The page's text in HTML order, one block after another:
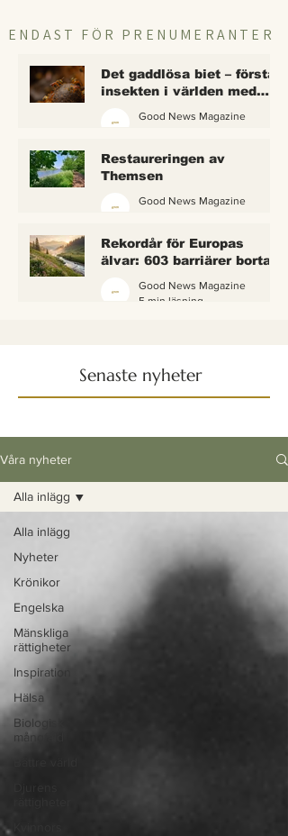
ENDAST FÖR PRENUMERANTER
Det gaddlösa biet – första
insekten i världen med
Good News Magazine
Restaureringen av
Themsen
Good News Magazine
Rekordår för Europas
älvar: 603 barriärer borta
igen
Good News Magazine
5 min läsning
Senaste nyheter
Våra nyheter
Alla inlägg
Nyheter
Krönikor
Engelska
Mänskliga
rättigheter
Inspiration
Hälsa
Biologisk
mångfald
Alla inlägg